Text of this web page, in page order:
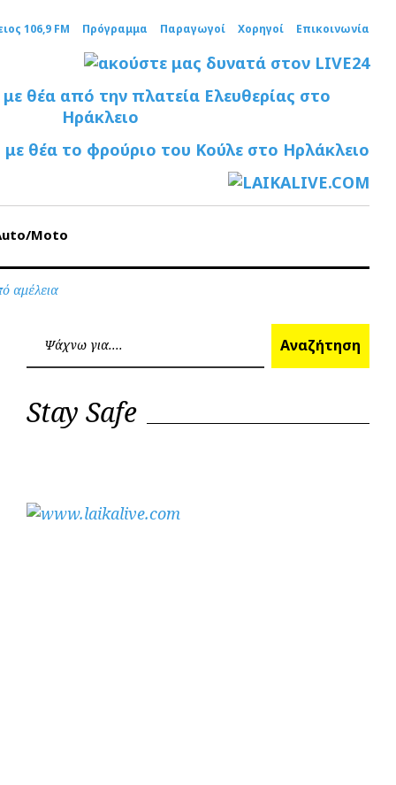
106,9 FM Πρόγραμμα Παραγωγοί Χορηγοί Επικοινωνία
Moto
αμέλεια
Αναζήτηση
Stay Safe